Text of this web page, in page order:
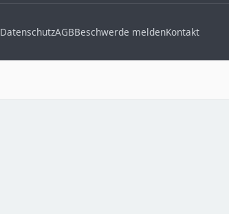
DatenschutzAGBBeschwerde meldenKontakt